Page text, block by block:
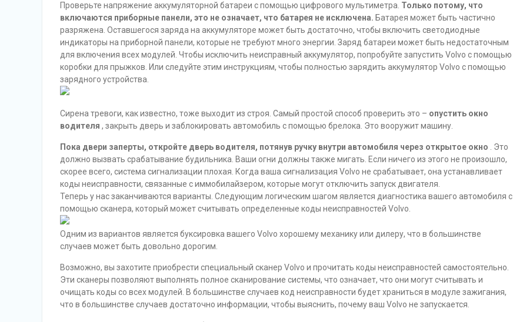
Проверьте напряжение аккумуляторной батареи с помощью цифрового мультиметра. Только потому, что
включаются приборные панели, это не означает, что батарея не исключена. Батарея может быть частично
разряжена. Оставшегося заряда на аккумуляторе может быть достаточно, чтобы включить светодиодные
индикаторы на приборной панели, которые не требуют много энергии. Заряд батареи может быть недостаточным
для включения всех модулей. Чтобы исключить неисправный аккумулятор, попробуйте запустить Volvo с помощью
коробки для прыжков. Или следуйте этим инструкциям, чтобы полностью зарядить аккумулятор Volvo с помощью
зарядного устройства.
Сирена тревоги, как известно, тоже выходит из строя. Самый простой способ проверить это – опустить окно
водителя , закрыть дверь и заблокировать автомобиль с помощью брелока. Это вооружит машину.
Пока двери заперты, откройте дверь водителя, потянув ручку внутри автомобиля через открытое окно . Это
должно вызвать срабатывание будильника. Ваши огни должны также мигать. Если ничего из этого не произошло,
скорее всего, система сигнализации плохая. Когда ваша сигнализация Volvo не срабатывает, она устанавливает
коды неисправности, связанные с иммобилайзером, которые могут отключить запуск двигателя.
Теперь у нас заканчиваются варианты. Следующим логическим шагом является диагностика вашего автомобиля с
помощью сканера, который может считывать определенные коды неисправностей Volvo.
Одним из вариантов является буксировка вашего Volvo хорошему механику или дилеру, что в большинстве
случаев может быть довольно дорогим.
Возможно, вы захотите приобрести специальный сканер Volvo и прочитать коды неисправностей самостоятельно.
Эти сканеры позволяют выполнять полное сканирование системы, что означает, что они могут считывать и
очищать коды со всех модулей. В большинстве случаев код неисправности будет храниться в модуле зажигания,
что в большинстве случаев достаточно информации, чтобы выяснить, почему ваш Volvo не запускается.